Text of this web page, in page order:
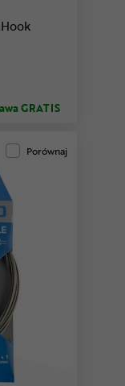
GRATIS
Porównaj